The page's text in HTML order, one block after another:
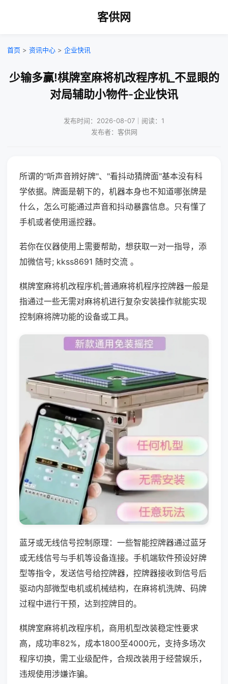
客供网
首页 > 资讯中心 > 企业快讯
少输多赢!棋牌室麻将机改程序机_不显眼的
对局辅助小物件-企业快讯
发布时间：2026-08-07｜阅读：1
发布者：客供网
所谓的"听声音辨好牌"、"看抖动猜牌面"基本没有科
学依据。牌面是朝下的，机器本身也不知道哪张牌是
什么，怎么可能通过声音和抖动暴露信息。只有懂了
手机或者使用遥控器。
若你在仪器使用上需要帮助，想获取一对一指导，添
加微信号; kkss8691 随时交流 。
棋牌室麻将机改程序机;普通麻将机程序控牌器一般是
指通过一些无需对麻将机进行复杂安装操作就能实现
控制麻将牌功能的设备或工具。
蓝牙或无线信号控制原理：一些智能控牌器通过蓝牙
或无线信号与手机等设备连接。手机端软件预设好牌
型等指令，发送信号给控牌器，控牌器接收到信号后
驱动内部微型电机或机械结构，在麻将机洗牌、码牌
过程中进行干预，达到控牌目的。
棋牌室麻将机改程序机，商用机型改装稳定性要求
高，成功率82%，成本1800至4000元，支持多场次
程序切换，需工业级配件，合规改装用于经营娱乐，
违规使用涉嫌诈骗。